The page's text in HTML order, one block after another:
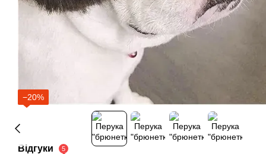
−20%
Відгуки 5